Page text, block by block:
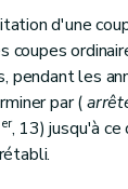
d'une
coupes
pendant les
par (
er, 13) jusqu'à